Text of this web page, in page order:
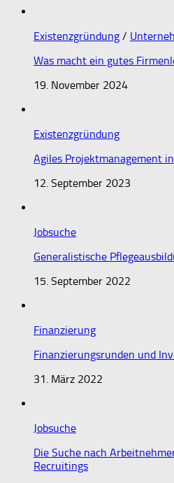
Existenzgründung /
Was macht ein gutes
19. November 2024
Existenzgründung
Agiles Projektmanagement
12. September 2023
Jobsuche
Generalistische
15. September 2022
Finanzierung
Finanzierungsrunden und
31. März 2022
Jobsuche
Die Suche nach
Recruitings